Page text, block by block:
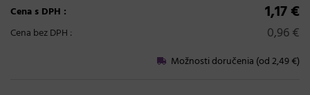
Cena s DPH : 1,17 €
Cena bez DPH : 0,96 €
Možnosti doručenia (od 2,49 €)